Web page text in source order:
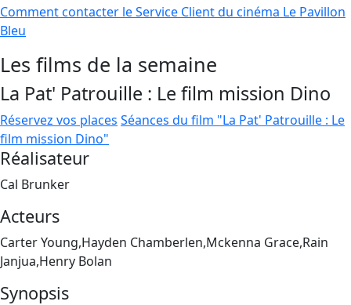
Comment contacter le Service Client du cinéma Le Pavillon
Bleu
Les films de la semaine
La Pat' Patrouille : Le film mission Dino
Réservez vos places Séances du film "La Pat' Patrouille : Le
film mission Dino"
Réalisateur
Cal Brunker
Acteurs
Carter Young,Hayden Chamberlen,Mckenna Grace,Rain
Janjua,Henry Bolan
Synopsis